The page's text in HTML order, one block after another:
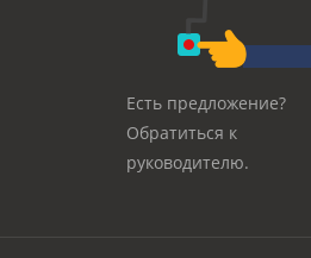
Есть предложение?
Обратиться к
руководителю.